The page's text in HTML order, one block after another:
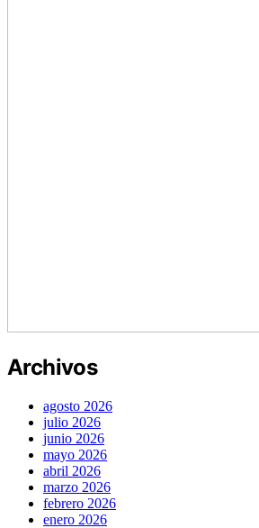
Archivos
agosto 2026
julio 2026
junio 2026
mayo 2026
abril 2026
marzo 2026
febrero 2026
enero 2026